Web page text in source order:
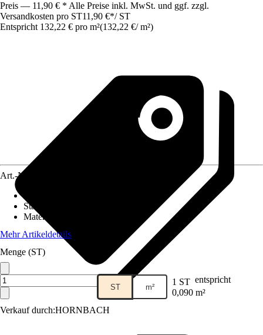
Preis — 11,90 € * Alle Preise inkl. MwSt. und ggf. zzgl.
Versandkosten pro ST11,90 €*/ ST
Entspricht 132,22 € pro m²(132,22 €/ m²)
Verkauf durch:HORNBACH
Art.-Nr.
Stärke
Material
Mehr Artikeldetails
Menge (ST)
ST m² 1 ST entspricht
0,090 m²